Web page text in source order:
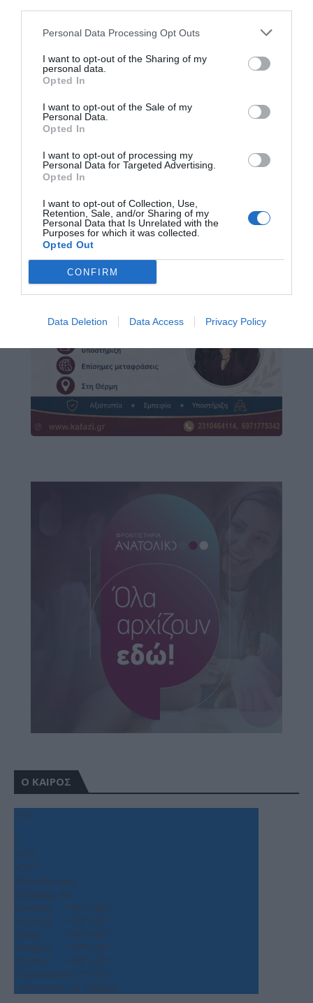
Personal Data Processing Opt Outs
I want to opt-out of the Sharing of my
personal data.
Opted In
I want to opt-out of the Sale of my
Personal Data.
Opted In
I want to opt-out of processing my
Personal Data for Targeted Advertising.
Opted In
I want to opt-out of Collection, Use,
Retention, Sale, and/or Sharing of my
Personal Data that Is Unrelated with the
Purposes for which it was collected.
Opted Out
CONFIRM
Data Deletion Data Access Privacy Policy
Ο ΚΑΙΡΟΣ
+35
°
C
+37°
+25°
Θεσσαλονίκη
Σάββατο, 08
Κυριακή
+36°+28°
Δευτέρα
+35°+26°
Τρίτη
+36°+25°
Τετάρτη
+37°+26°
Πέμπτη
+36°+25°
Παρασκευή+31°+25°
Πρόγνωση για 7 μέρες